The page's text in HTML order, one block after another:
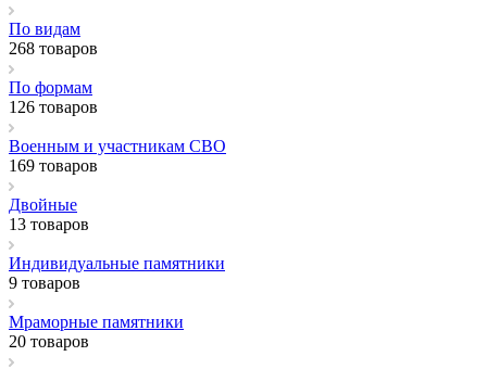
По видам
268 товаров
По формам
126 товаров
Военным и участникам СВО
169 товаров
Двойные
13 товаров
Индивидуальные памятники
9 товаров
Мраморные памятники
20 товаров